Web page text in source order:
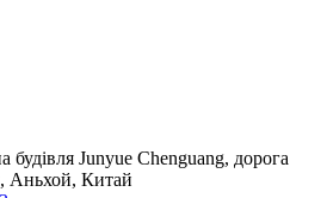
будівля Junyue Chenguang, дорога
Аньхой, Китай